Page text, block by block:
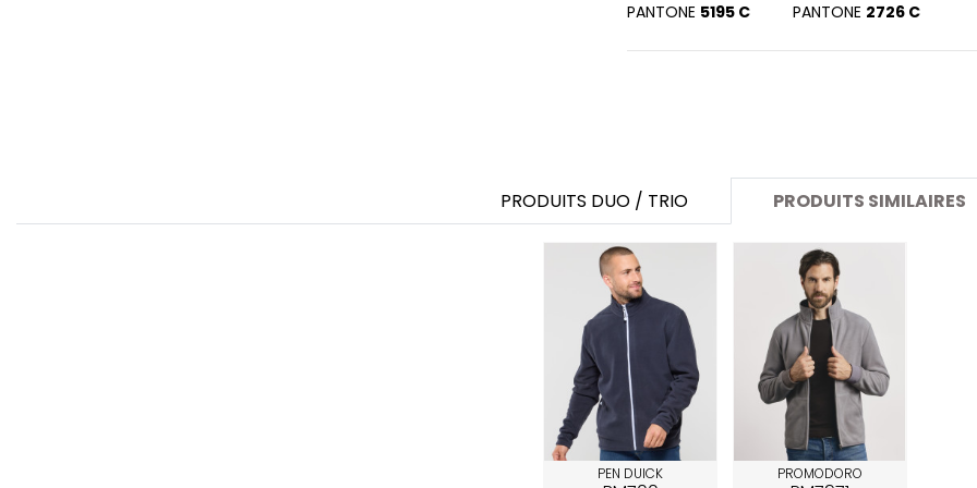
SANS ETIQUETTE
PANTONE 5195 C
PANTONE 2726 C
PRODUITS DUO / TRIO PRODUITS SIMILAIRES
PEN DUICK PROMODORO